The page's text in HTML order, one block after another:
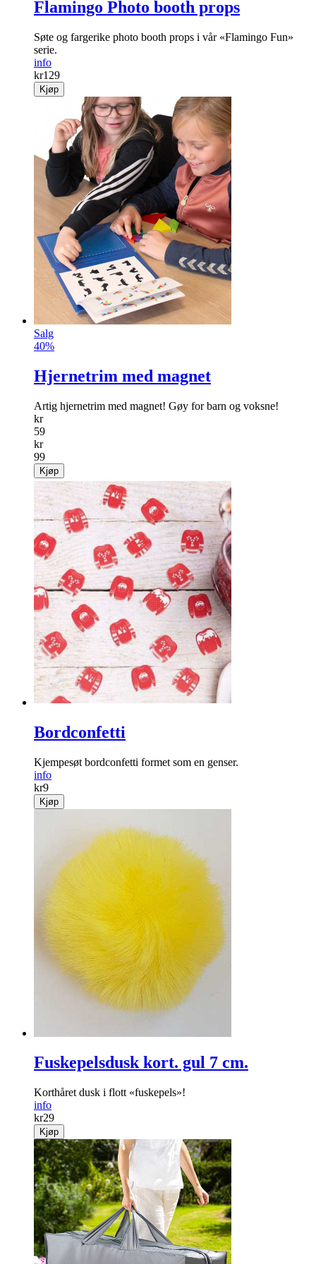
Flamingo Photo booth props
Søte og fargerike photo booth props i vår «Flamingo Fun»
serie.
info
kr129
Kjøp
Salg
40%
Hjernetrim med magnet
Artig hjernetrim med magnet! Gøy for barn og voksne!
kr
59
kr
99
Kjøp
Bordconfetti
Kjempesøt bordconfetti formet som en genser.
info
kr9
Kjøp
Fuskepelsdusk kort. gul 7 cm.
Korthåret dusk i flott «fuskepels»!
info
kr29
Kjøp